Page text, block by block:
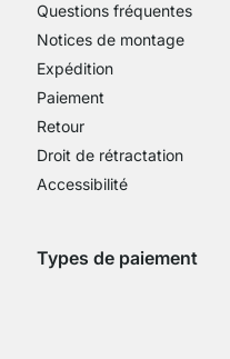
Questions fréquentes
Notices de montage
Expédition
Paiement
Retour
Droit de rétractation
Accessibilité
Types de paiement